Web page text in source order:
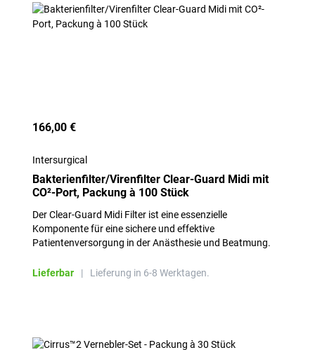
166,00 €
Intersurgical
Bakterienfilter/Virenfilter Clear-Guard Midi mit
CO²-Port, Packung à 100 Stück
Der Clear-Guard Midi Filter ist eine essenzielle
Komponente für eine sichere und effektive
Patientenversorgung in der Anästhesie und Beatmung.
Lieferbar | Lieferung in 6-8 Werktagen.